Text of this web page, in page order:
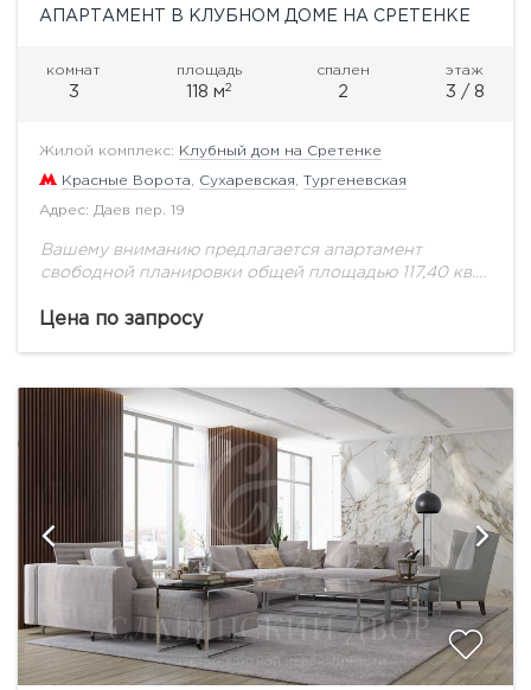
АПАРТАМЕНТ В КЛУБНОМ ДОМЕ НА СРЕТЕНКЕ
комнат
3
площадь
118 м2
спален
2
этаж
3 / 8
Жилой комплекс: Клубный дом на Сретенке
Красные Ворота Сухаревская Тургеневская
Адрес: Даев пер. 19
Вашему вниманию предлагается апартамент
свободной планировки общей площадью 117,40 кв.м.
традиций прошлого, комплекс апартаментов
Цена по запросу